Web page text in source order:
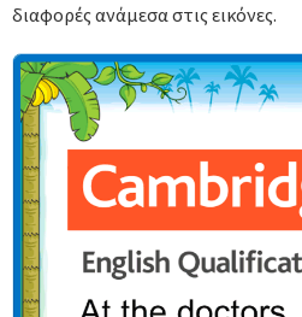
διαφορές ανάμεσα στις εικόνες.